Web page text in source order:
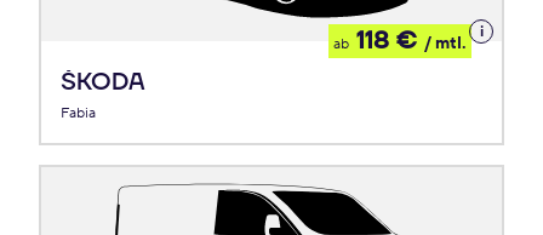
ŠKODA
Fabia
ab 118 € / mtl.
Details
zum